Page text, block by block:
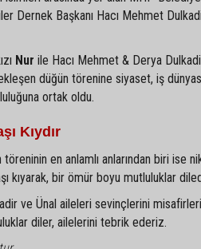
Dernek Başkanı Hacı Mehmet
Nur ile Hacı Mehmet & Derya
düğün törenine siyaset, iş
ortak oldu.
Kıydır
en anlamlı anlarından biri ise
kıyarak, bir ömür boyu mutluluklar
ve Ünal aileleri sevinçlerini
diler, ailelerini tebrik ederiz.